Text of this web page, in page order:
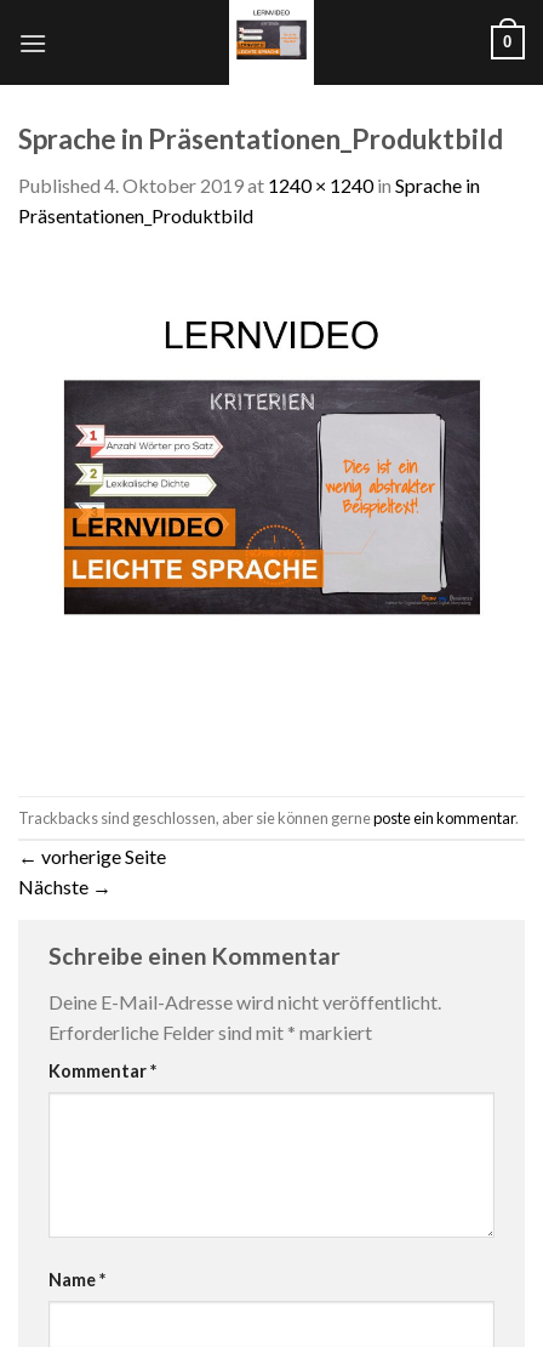
0
Sprache in Präsentationen_Produktbild
Published 4. Oktober 2019at 1240 × 1240in Sprache in
Präsentationen_Produktbild
Trackbacks sind geschlossen, aber sie können gerneposte ein kommentar.
← vorherige Seite
Nächste →
Schreibe einen Kommentar
Deine E-Mail-Adresse wird nicht veröffentlicht.
Erforderliche Felder sind mit * markiert
Kommentar*
Name*